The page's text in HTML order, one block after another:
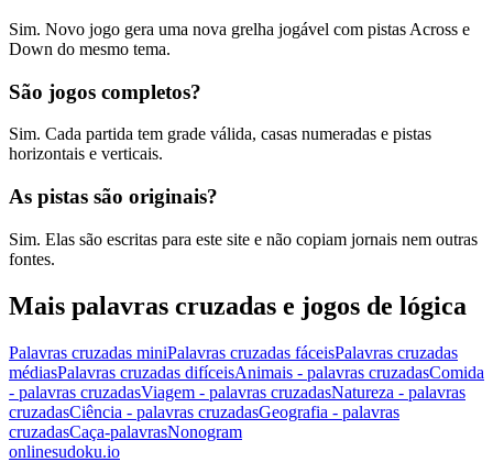
Sim. Novo jogo gera uma nova grelha jogável com pistas Across e
Down do mesmo tema.
São jogos completos?
Sim. Cada partida tem grade válida, casas numeradas e pistas
horizontais e verticais.
As pistas são originais?
Sim. Elas são escritas para este site e não copiam jornais nem outras
fontes.
Mais palavras cruzadas e jogos de lógica
Palavras cruzadas miniPalavras cruzadas fáceisPalavras cruzadas
médiasPalavras cruzadas difíceisAnimais - palavras cruzadasComida
- palavras cruzadasViagem - palavras cruzadasNatureza - palavras
cruzadasCiência - palavras cruzadasGeografia - palavras
cruzadasCaça-palavrasNonogram
onlinesudoku.io